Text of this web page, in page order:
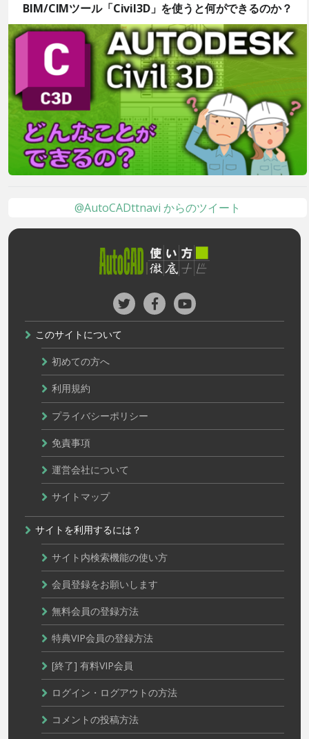
BIM/CIMツール「Civil3D」を使うと何ができるのか？
@AutoCADttnavi からのツイート
このサイトについて
初めての方へ
利用規約
プライバシーポリシー
免責事項
運営会社について
サイトマップ
サイトを利用するには？
サイト内検索機能の使い方
会員登録をお願いします
無料会員の登録方法
特典VIP会員の登録方法
[終了] 有料VIP会員
ログイン・ログアウトの方法
コメントの投稿方法